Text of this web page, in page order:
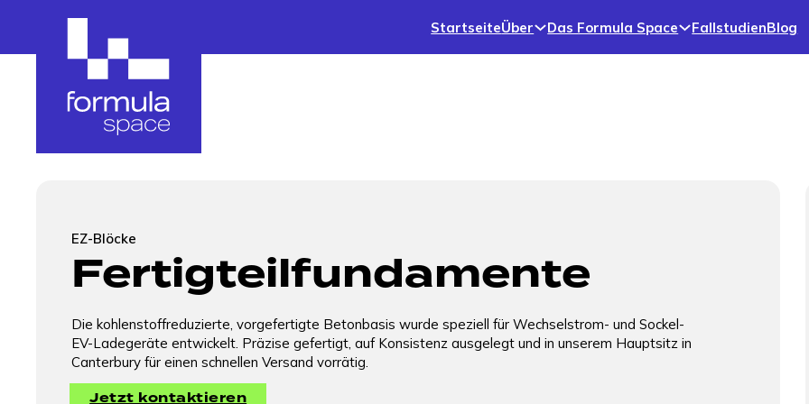
StartseiteÜber Das Formula Space
Unsere Produkte und Dienstleistungen
forensischer Markierung, um Diebstahl zu
verhindern und die Funktionsfähigkeit der
Ladegeräte zu gewährleisten.
und Versorgungssäulen, entwickelt für schnelle
Installation, unebenen Boden und Stabilität.
EV-Beratung und -Betreuung
Standortstrategie, Layouts und Unterstützung
FallstudienBlog
EZ-Blöcke
Fertigteilfundamente
Die kohlenstoffreduzierte, vorgefertigte Betonbasis wurde speziell für Wechselstrom- und Sockel-
EV-Ladegeräte entwickelt. Präzise gefertigt, auf Konsistenz ausgelegt und in unserem Hauptsitz in
Canterbury für einen schnellen Versand vorrätig.
Jetzt kontaktieren